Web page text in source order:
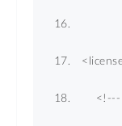
<
<!---